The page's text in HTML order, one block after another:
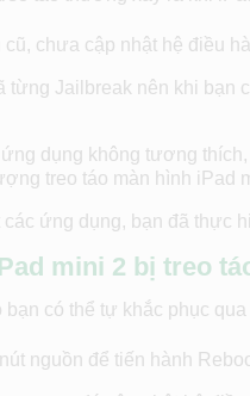
chưa cập nhật hệ điều
từng Jailbreak nên khi bạn
dụng không tương
treo táo màn hình iPad
các ứng dụng, bạn đã thực
mini 2 bị treo
bạn có thể tự khắc phục
nguồn để tiến hành